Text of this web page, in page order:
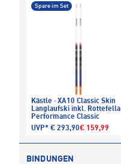
Spare im Set
Kästle · XA10 Classic Skin
Langlaufski inkl. Rottefella
Performance Classic
UVP* € 293,90€ 159,99
BINDUNGEN